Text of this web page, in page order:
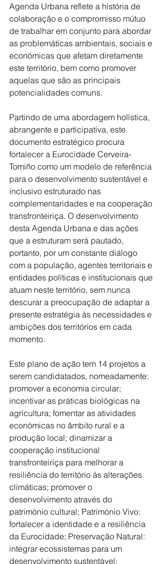
Agenda Urbana reflete a história de
colaboração e o compromisso mútuo
de trabalhar em conjunto para abordar
as problemáticas ambientais, sociais e
económicas que afetam diretamente
este território, bem como promover
aquelas que são as principais
potencialidades comuns.
Partindo de uma abordagem holística,
abrangente e participativa, este
documento estratégico procura
fortalecer a Eurocidade Cerveira-
Tomiño como um modelo de referência
para o desenvolvimento sustentável e
inclusivo estruturado nas
complementaridades e na cooperação
transfronteiriça. O desenvolvimento
desta Agenda Urbana e das ações
que a estruturam será pautado,
portanto, por um constante diálogo
com a população, agentes territoriais e
entidades políticas e institucionais que
atuam neste território, sem nunca
descurar a preocupação de adaptar a
presente estratégia às necessidades e
ambições dos territórios em cada
momento.
Este plano de ação tem 14 projetos a
serem candidatados, nomeadamente:
promover a economia circular;
incentivar as práticas biológicas na
agricultura; fomentar as atividades
económicas no âmbito rural e a
produção local; dinamizar a
cooperação institucional
transfronteiriça para melhorar a
resiliência do território às alterações
climáticas; promover o
desenvolvimento através do
património cultural; Património Vivo:
fortalecer a identidade e a resiliência
da Eurocidade; Preservação Natural:
integrar ecossistemas para um
desenvolvimento sustentável;